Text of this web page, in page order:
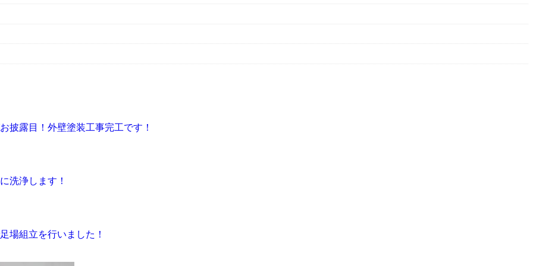
披露目！外壁塗装工事完工です！
洗浄します！
場組立を行いました！